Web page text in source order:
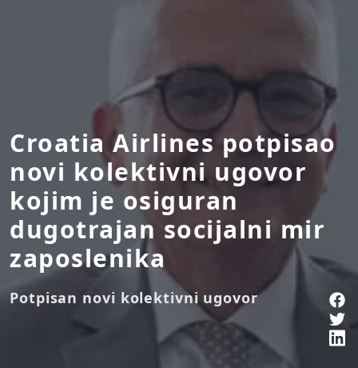
Croatia Airlines potpisao
novi kolektivni ugovor
kojim je osiguran
dugotrajan socijalni mir
zaposlenika
Potpisan novi kolektivni ugovor